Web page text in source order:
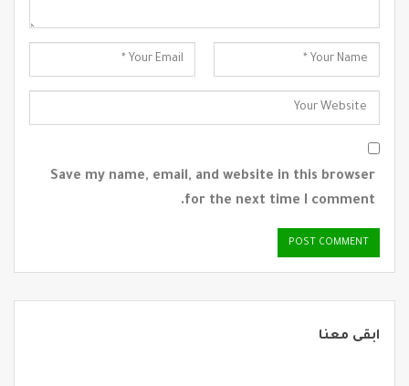
Save my name, email, and website in this browser
for the next time I comment.
ابقى معنا